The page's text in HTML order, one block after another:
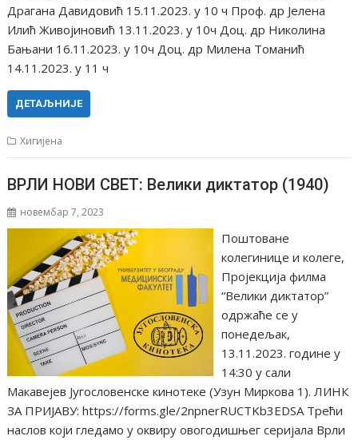
Драгана Давидовић 15.11.2023. у 10 ч Проф. др Јелена
Илић Живојиновић 13.11.2023. у 10ч Доц. др Николина
Бањани 16.11.2023. у 10ч Доц. др Милена Томанић
14.11.2023. у 11 ч
ДЕТАЉНИЈЕ
Хигијена
ВРЛИ НОВИ СВЕТ: Велики диктатор (1940)
новембар 7, 2023
Поштоване
колегинице и колеге,
Пројекција филма
“Велики диктатор”
одржаће се у
понедељак,
13.11.2023. године у
14:30 у сали
Макавејев Југословенске кинотеке (Узун Миркова 1). ЛИНК
ЗА ПРИЈАВУ: https://forms.gle/2npnerRUCTKb3EDSA Трећи
наслов који гледамо у оквиру овогодишњег серијала Врли